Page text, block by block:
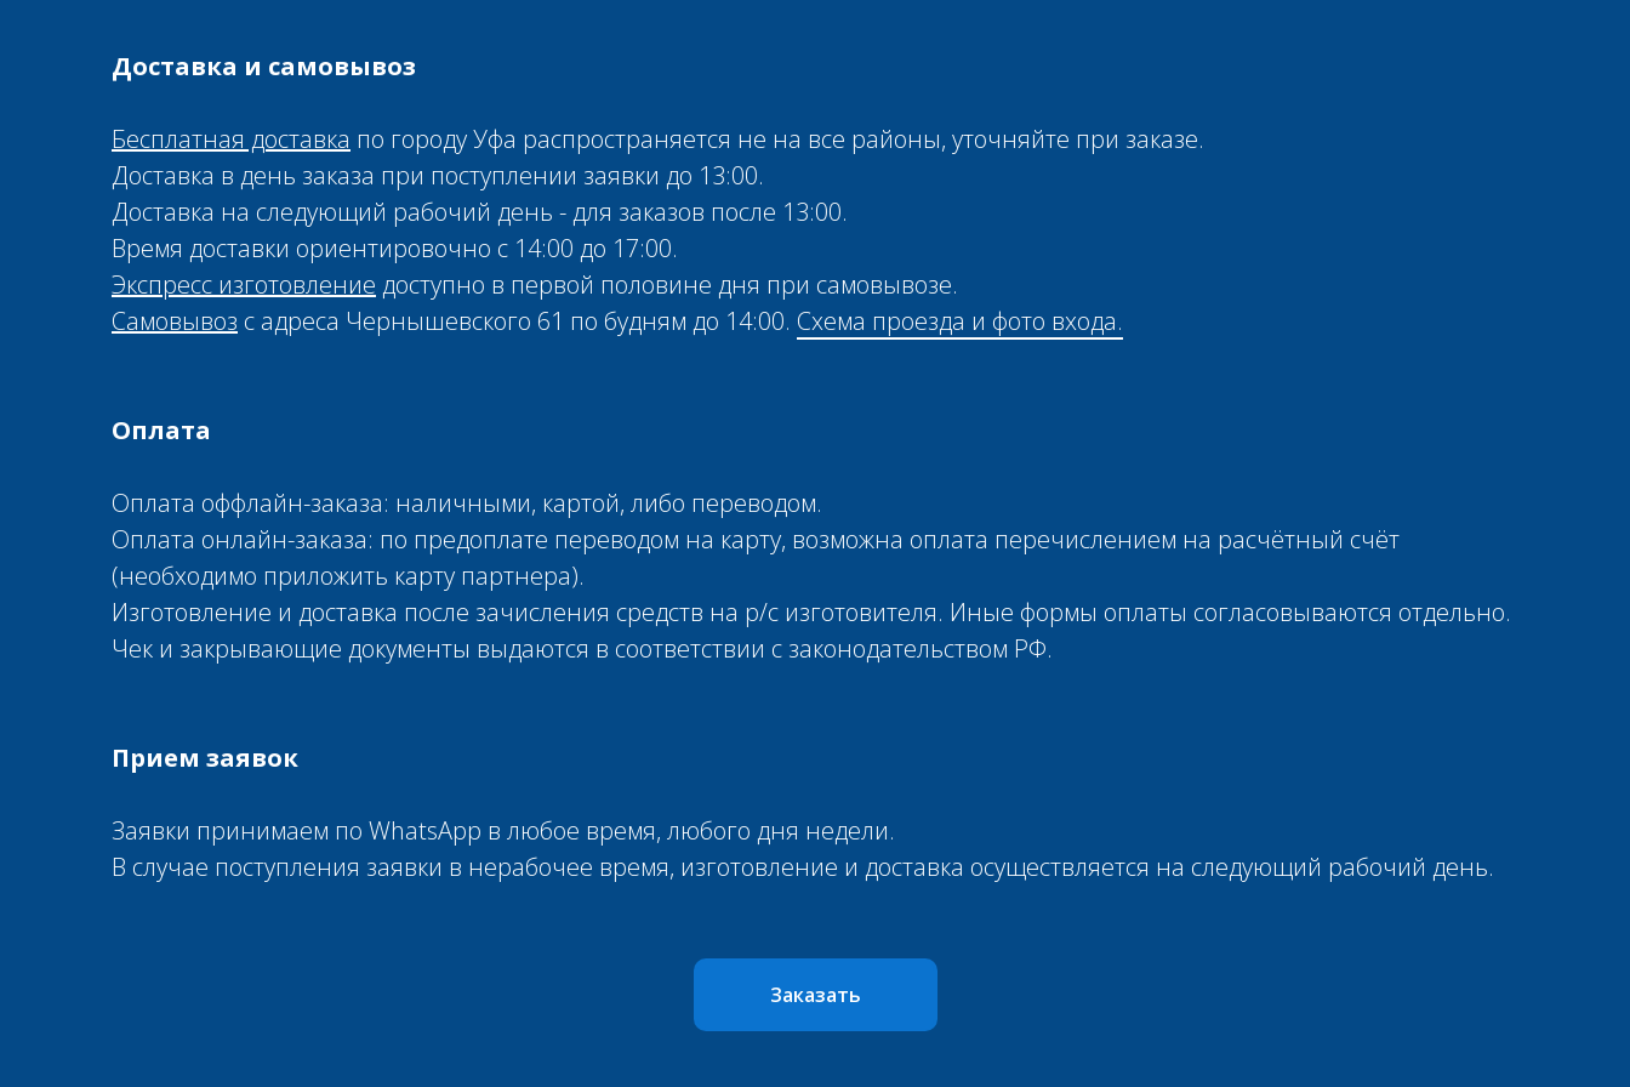
Доставка и самовывоз
Бесплатная доставка по городу Уфа распространяется не на все районы, уточняйте при заказе.
Доставка в день заказа при поступлении заявки до 13:00.
Доставка на следующий рабочий день - для заказов после 13:00.
Время доставки ориентировочно с 14:00 до 17:00.
Экспресс изготовление доступно в первой половине дня при самовывозе.
Самовывоз с адреса Чернышевского 61 по будням до 14:00. Схема проезда и фото входа.
Оплата
Оплата оффлайн-заказа: наличными, картой, либо переводом.
Оплата онлайн-заказа: по предоплате переводом на карту, возможна оплата перечислением на расчётный счёт
(необходимо приложить карту партнера).
Изготовление и доставка после зачисления средств на р/с изготовителя. Иные формы оплаты согласовываются отдельно.
Чек и закрывающие документы выдаются в соответствии с законодательством РФ.
Прием заявок
Заявки принимаем по WhatsApp в любое время, любого дня недели.
В случае поступления заявки в нерабочее время, изготовление и доставка осуществляется на следующий рабочий день.
Заказать